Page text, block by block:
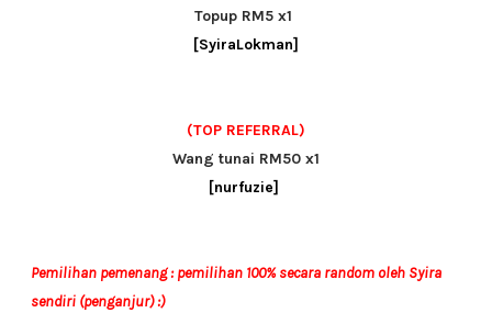
Topup RM5 x1
[SyiraLokman]
(TOP REFERRAL)
Wang tunai RM50 x1
[nurfuzie]
Pemilihan pemenang : pemilihan 100% secara random oleh Syira
sendiri (penganjur) :)